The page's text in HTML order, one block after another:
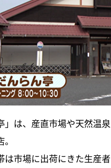
」は、産直市場や天然温
は市場に出荷にきた生産